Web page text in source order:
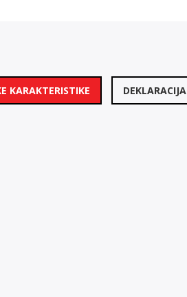
KARAKTERISTIKE